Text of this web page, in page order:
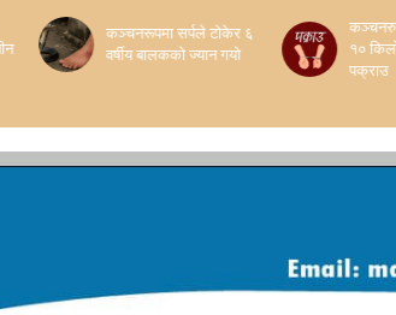
कञ्चनरुप-७ बलुवाबाट करिब
१० किलो गाँजासहित युवक
नशालु
गरेको
पक्राउ